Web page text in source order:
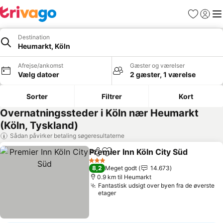
Favoritter
Log ind
Destination
Heumarkt, Köln
Afrejse/ankomst
Vælg datoer
Gæster og værelser
2 gæster, 1 værelse
Sorter Filtrer Kort
Overnatningssteder i Köln nær Heumarkt
(Köln, Tyskland)
Sådan påvirker betaling søgeresultaterne
Del Føj til favoritter
Premier Inn Köln City Süd
3 Stjerner
8,2 Meget godt
14.673
0.9 km til Heumarkt
Fantastisk udsigt over byen fra de øverste
etager